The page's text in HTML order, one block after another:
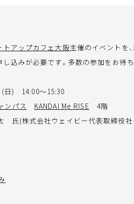
トアップカフェ大阪主催のイベントを
込みが必要です。多数の参加をお待ち
(日) 14:00～15:30
ンパス KANDAI Me RISE 4階
氏(株式会社ウェイビー代表取締役社